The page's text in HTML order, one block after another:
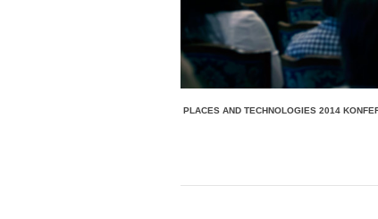
PLACES AND TECHNOLOGIES 2014